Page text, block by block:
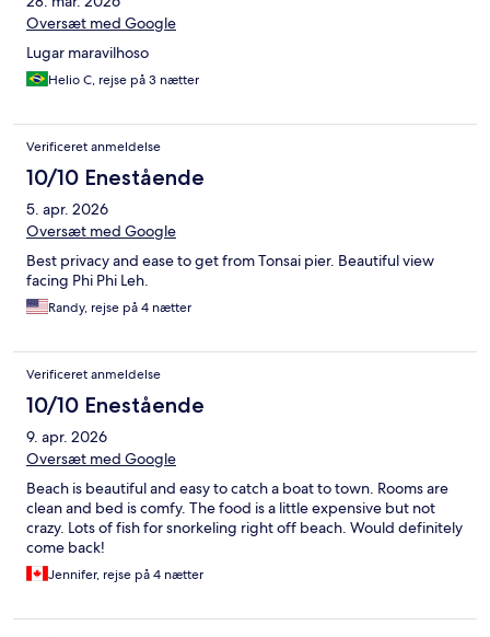
Oversæt med Google
Lugar maravilhoso
Helio C, rejse på 3 nætter
Verificeret anmeldelse
10/10 Enestående
5. apr. 2026
Oversæt med Google
Best privacy and ease to get from Tonsai pier. Beautiful view
facing Phi Phi Leh.
Randy, rejse på 4 nætter
Verificeret anmeldelse
10/10 Enestående
9. apr. 2026
Oversæt med Google
Beach is beautiful and easy to catch a boat to town. Rooms are
clean and bed is comfy. The food is a little expensive but not
crazy. Lots of fish for snorkeling right off beach. Would definitely
come back!
Jennifer, rejse på 4 nætter